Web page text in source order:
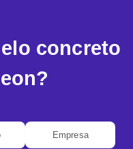
concreto
Empresa